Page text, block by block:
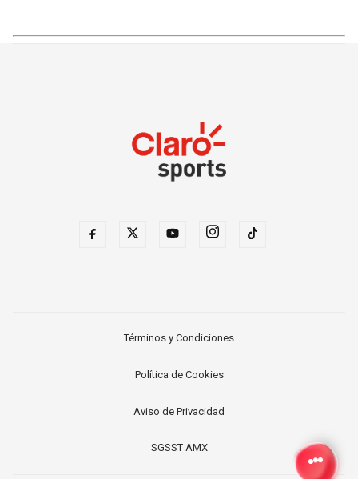
Términos y Condiciones
Política de Cookies
Aviso de Privacidad
SGSST AMX